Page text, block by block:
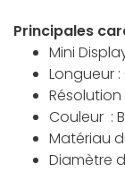
Principales
Mini
Longueur
Résolution
Couleur :
Matériau
Diamètre